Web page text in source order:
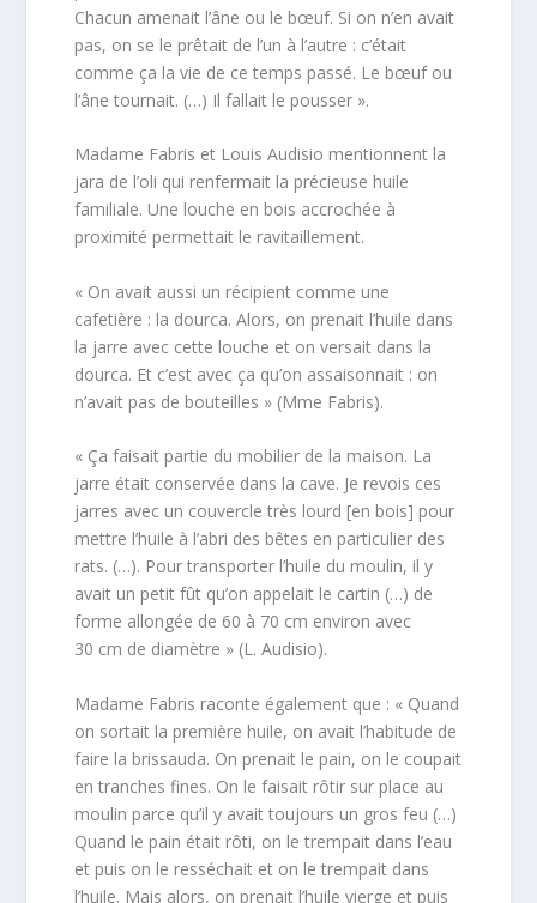
Chacun amenait l’âne ou le bœuf. Si on n’en avait
pas, on se le prêtait de l’un à l’autre : c’était
comme ça la vie de ce temps passé. Le bœuf ou
l’âne tournait. (…) Il fallait le pousser ».
Madame Fabris et Louis Audisio mentionnent la
jara de l’oli qui renfermait la précieuse huile
familiale. Une louche en bois accrochée à
proximité permettait le ravitaillement.
« On avait aussi un récipient comme une
cafetière : la dourca. Alors, on prenait l’huile dans
la jarre avec cette louche et on versait dans la
dourca. Et c’est avec ça qu’on assaisonnait : on
n’avait pas de bouteilles » (Mme Fabris).
« Ça faisait partie du mobilier de la maison. La
jarre était conservée dans la cave. Je revois ces
jarres avec un couvercle très lourd [en bois] pour
mettre l’huile à l’abri des bêtes en particulier des
rats. (…). Pour transporter l’huile du moulin, il y
avait un petit fût qu’on appelait le cartin (…) de
forme allongée de 60 à 70 cm environ avec
30 cm de diamètre » (L. Audisio).
Madame Fabris raconte également que : « Quand
on sortait la première huile, on avait l’habitude de
faire la brissauda. On prenait le pain, on le coupait
en tranches fines. On le faisait rôtir sur place au
moulin parce qu’il y avait toujours un gros feu (…)
Quand le pain était rôti, on le trempait dans l’eau
et puis on le resséchait et on le trempait dans
l’huile. Mais alors, on prenait l’huile vierge et puis